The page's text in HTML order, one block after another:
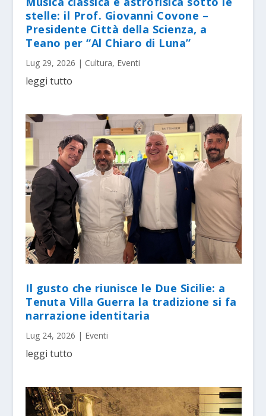
stelle: il Prof. Giovanni Covone –
Presidente Città della Scienza, a
Teano per “Al Chiaro di Luna”
Lug 29, 2026 | Cultura, Eventi
leggi tutto
Il gusto che riunisce le Due Sicilie: a
Tenuta Villa Guerra la tradizione si fa
narrazione identitaria
Lug 24, 2026 | Eventi
leggi tutto